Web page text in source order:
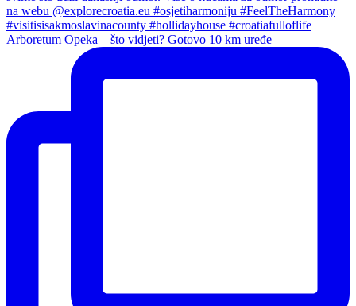
Arboretum Opeka – što vidjeti? Gotovo 10 km uređe